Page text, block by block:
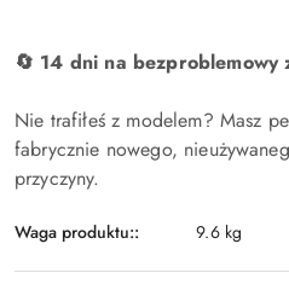
🔄 14 dni na bezproblemowy
Nie trafiłeś z modelem? Masz
fabrycznie nowego,
przyczyny.
Waga produktu:: 9.6 kg